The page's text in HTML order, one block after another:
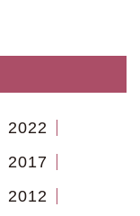
2022
2017
2012